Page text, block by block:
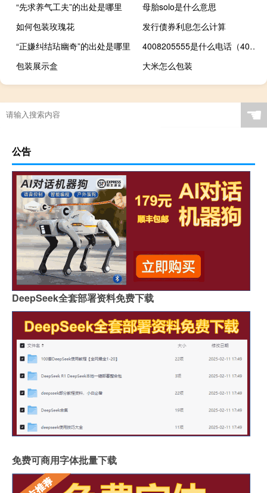
“先求养气工夫”的出处是哪里
母胎solo是什么意思
如何包装玫瑰花
发行债券利息怎么计算
“正嫌纠结玷幽奇”的出处是哪里
4008205555是什么电话（4008205555）
包装展示盒
大米怎么包装
☚
公告
DeepSeek全套部署资料免费下载
免费可商用字体批量下载